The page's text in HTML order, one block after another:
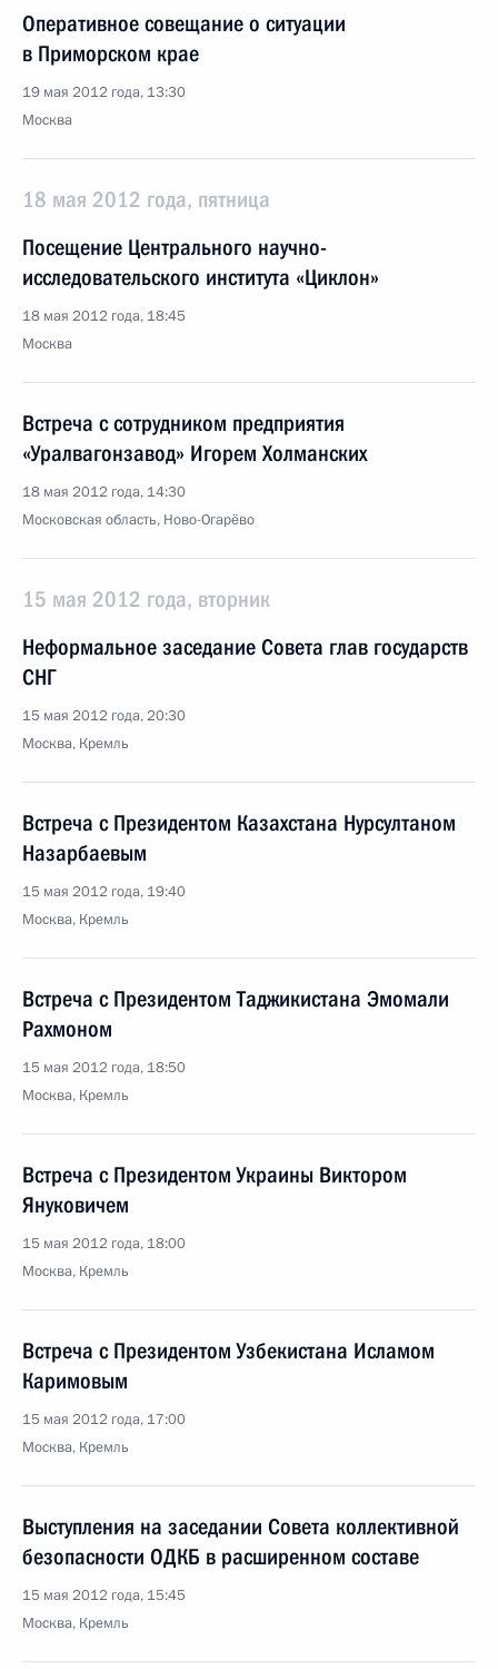
Оперативное совещание о ситуации
в Приморском крае
19 мая 2012 года, 13:30
Москва
18 мая 2012 года, пятница
Посещение Центрального научно-
исследовательского института «Циклон»
18 мая 2012 года, 18:45
Москва
Встреча с сотрудником предприятия
«Уралвагонзавод» Игорем Холманских
18 мая 2012 года, 14:30
Московская область, Ново-Огарёво
15 мая 2012 года, вторник
Неформальное заседание Совета глав государств
СНГ
15 мая 2012 года, 20:30
Москва, Кремль
Встреча с Президентом Казахстана Нурсултаном
Назарбаевым
15 мая 2012 года, 19:40
Москва, Кремль
Встреча с Президентом Таджикистана Эмомали
Рахмоном
15 мая 2012 года, 18:50
Москва, Кремль
Встреча с Президентом Украины Виктором
Януковичем
15 мая 2012 года, 18:00
Москва, Кремль
Встреча с Президентом Узбекистана Исламом
Каримовым
15 мая 2012 года, 17:00
Москва, Кремль
Выступления на заседании Совета коллективной
безопасности ОДКБ в расширенном составе
15 мая 2012 года, 15:45
Москва, Кремль